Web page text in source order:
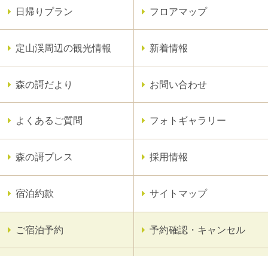
日帰りプラン フロアマップ
定山渓周辺の観光情報 新着情報
森の謌だより お問い合わせ
よくあるご質問 フォトギャラリー
森の謌プレス 採用情報
宿泊約款 サイトマップ
ご宿泊予約 予約確認・キャンセル